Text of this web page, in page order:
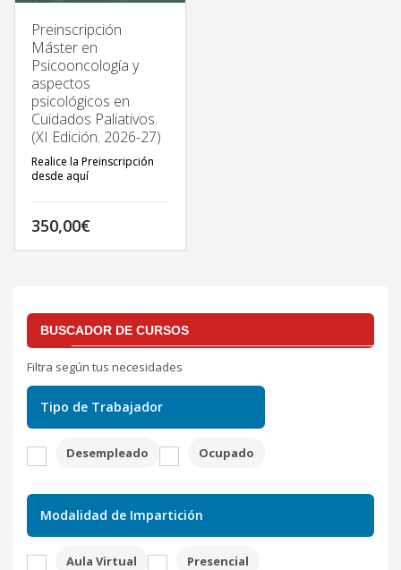
Preinscripción
Máster en
Psicooncología y
aspectos
psicológicos en
Cuidados Paliativos.
(XI Edición. 2026-27)
Realice la Preinscripción
desde aquí
TODA LA INFORMACIÓN
350,00€
BUSCADOR DE CURSOS
Filtra según tus necesidades
Tipo de Trabajador
Desempleado Ocupado
Modalidad de Impartición
Aula Virtual Presencial